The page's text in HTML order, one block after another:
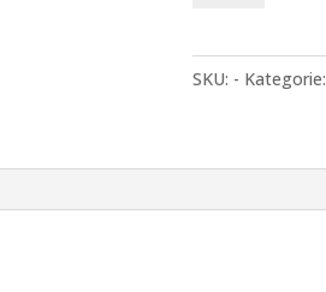
6
SKU: - Kategorie: